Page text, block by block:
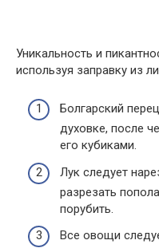
Уникальность и
используя заправку из
Болгарский
духовке, после
его кубиками.
Лук следует
разрезать
порубить.
Все овощи